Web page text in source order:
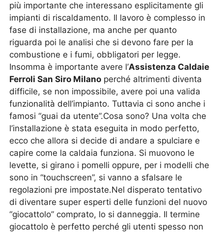
più importante che interessano esplicitamente gli
impianti di riscaldamento. Il lavoro è complesso in
fase di installazione, ma anche per quanto
riguarda poi le analisi che si devono fare per la
combustione e i fumi, obbligatori per legge.
Insomma è importante avere l’Assistenza Caldaie
Ferroli San Siro Milano perché altrimenti diventa
difficile, se non impossibile, avere poi una valida
funzionalità dell’impianto. Tuttavia ci sono anche i
famosi “guai da utente”.Cosa sono? Una volta che
l’installazione è stata eseguita in modo perfetto,
ecco che allora si decide di andare a spulciare e
capire come la caldaia funziona. Si muovono le
levette, si girano i pomelli oppure, per i modelli che
sono in “touchscreen”, si vanno a sfalsare le
regolazioni pre impostate.Nel disperato tentativo
di diventare super esperti delle funzioni del nuovo
“giocattolo” comprato, lo si danneggia. Il termine
giocattolo è perfetto perché gli utenti spesso non